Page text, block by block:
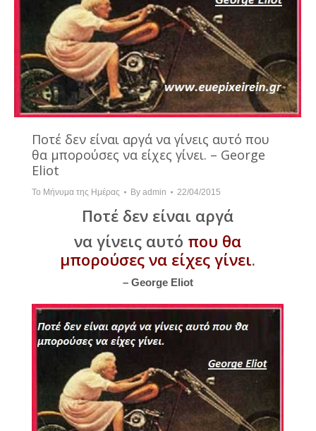
Ποτέ δεν είναι αργά να γίνεις αυτό που
θα μπορούσες να είχες γίνει. – George
Eliot
Το Μήνυμα της Ημέρας By admin 22/04/2015
Ποτέ δεν είναι αργά
να γίνεις αυτό που θα
μπορούσες να είχες γίνει.
– George Eliot